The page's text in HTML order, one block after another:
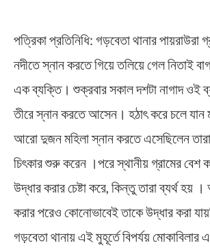
পত্রিকা প্রতিনিধি: গড়বেতা থানার পায়রাউরা
নদীতে স্নান করতে গিয়ে তলিয়ে গেল নিতাই
এক ব্যক্তি। শুক্রবার সকাল দশটা নাগাদ ওই
তীরে স্নান করতে আসেন। হঠাৎ করে চলে যান
আরো দুজন মহিলা স্নান করতে এসেছিলেন
চিৎকার শুরু করেন ।পরে স্থানীয় গ্রামের
উদ্ধার করার চেষ্টা করে, কিন্তু তারা ব্যর্থ হয়
করার পরেও কোনোভাবেই তাকে উদ্ধার করা
গড়বেতা থানায় এই মুহূর্তে বিপর্যয়